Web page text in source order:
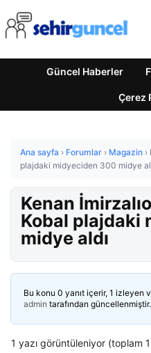
Güncel Haberler
Çerez
Ana sayfa › Forumlar › Magazin ›
plajdaki midyeciden 300 midye
Kenan
Kobal plajdaki
midye aldı
Bu konu 0 yanıt içerir, 1 izleyen
admin tarafından güncellenmiştir.
1 yazı görüntüleniyor (toplam